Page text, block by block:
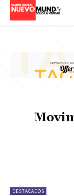
DESTACADOS